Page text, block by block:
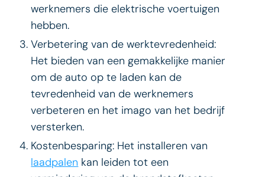
werknemers die elektrische voertuigen
hebben.
Verbetering van de werktevredenheid:
Het bieden van een gemakkelijke manier
om de auto op te laden kan de
tevredenheid van de werknemers
verbeteren en het imago van het bedrijf
versterken.
Kostenbesparing: Het installeren van
laadpalen kan leiden tot een